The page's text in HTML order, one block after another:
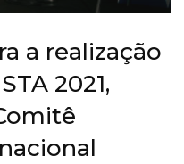
a realização
2021,